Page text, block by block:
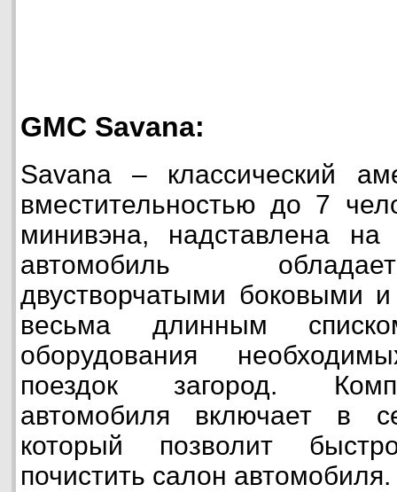
GMC Savana:
Savana – классический
вместительностью до 7
минивэна, надставлена
автомобиль
двустворчатыми боковыми
весьма длинным
оборудования
поездок загород.
автомобиля включает в
который позволит
почистить салон автомобиля.